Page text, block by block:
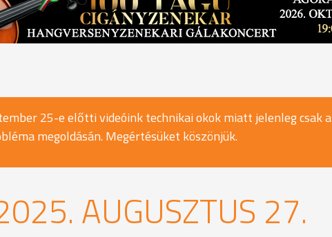
25-e előtti videóink technikai okok miatt jelenleg csak a
megoldásán. Megértésüket köszönjük.
AUGUSZTUS 27.